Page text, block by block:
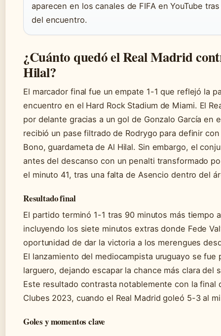
aparecen en los canales de FIFA en YouTube
del encuentro.
¿Cuánto quedó el Real Madrid
Hilal?
El marcador final fue un empate 1-1 que reflejó la
encuentro en el Hard Rock Stadium de Miami. El
por delante gracias a un gol de Gonzalo García en
recibió un pase filtrado de Rodrygo para definir
Bono, guardameta de Al Hilal. Sin embargo, el
antes del descanso con un penalti transformado
el minuto 41, tras una falta de Asencio dentro del
Resultado final
El partido terminó 1-1 tras 90 minutos más tiempo
incluyendo los siete minutos extras donde Fede
oportunidad de dar la victoria a los merengues
El lanzamiento del mediocampista uruguayo se fue
larguero, dejando escapar la chance más clara del
Este resultado contrasta notablemente con la final
Clubes 2023, cuando el Real Madrid goleó 5-3 al
Goles y momentos clave